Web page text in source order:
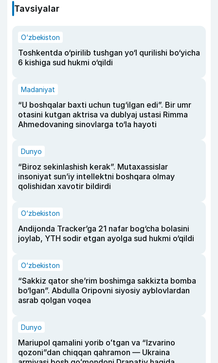
Tavsiyalar
O‘zbekiston
Toshkentda o‘pirilib tushgan yo‘l qurilishi bo‘yicha
6 kishiga sud hukmi o‘qildi
Madaniyat
“U boshqalar baxti uchun tug‘ilgan edi”. Bir umr
otasini kutgan aktrisa va dublyaj ustasi Rimma
Ahmedovaning sinovlarga to‘la hayoti
Dunyo
“Biroz sekinlashish kerak”. Mutaxassislar
insoniyat sun’iy intellektni boshqara olmay
qolishidan xavotir bildirdi
O‘zbekiston
Andijonda Tracker’ga 21 nafar bog‘cha bolasini
joylab, YTH sodir etgan ayolga sud hukmi o‘qildi
O‘zbekiston
“Sakkiz qator she’rim boshimga sakkizta bomba
bo‘lgan”. Abdulla Oripovni siyosiy ayblovlardan
asrab qolgan voqea
Dunyo
Mariupol qamalini yorib oʻtgan va “Izvarino
qozoni”dan chiqqan qahramon — Ukraina